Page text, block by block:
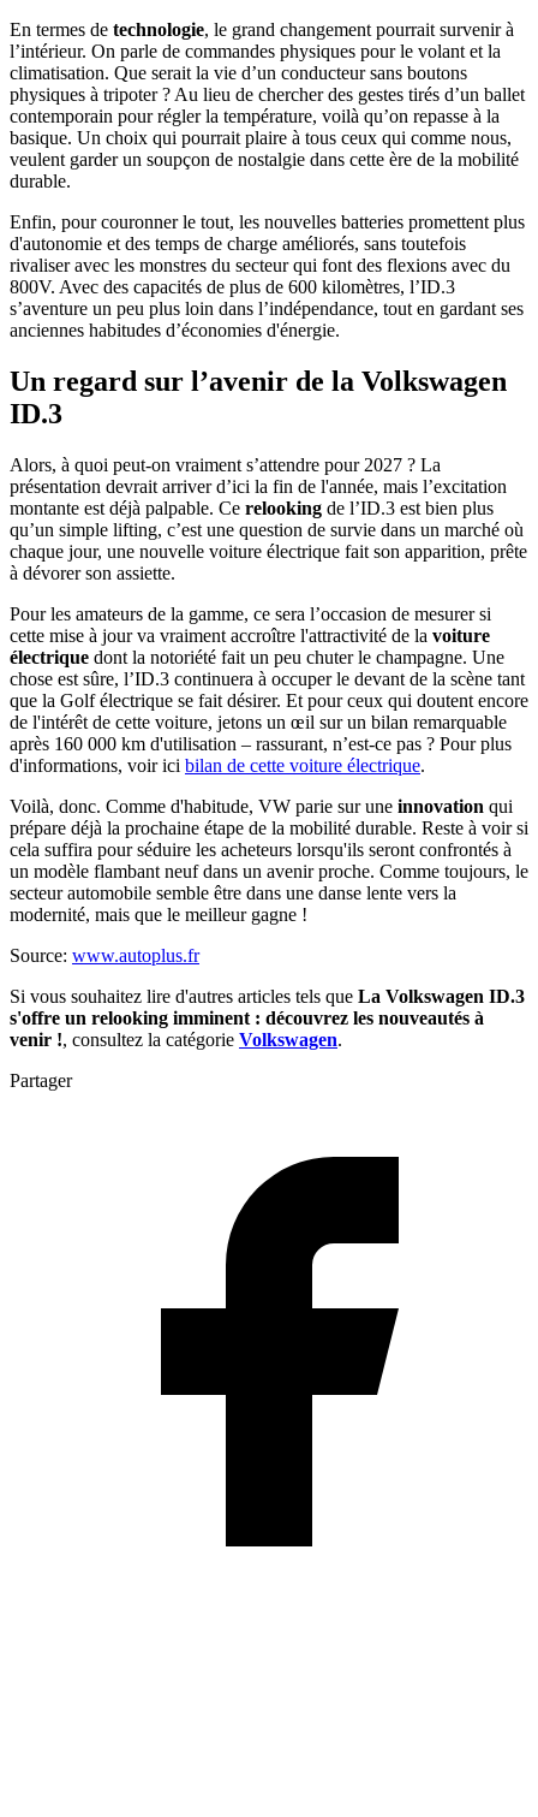
En termes de technologie, le grand changement pourrait survenir à
l’intérieur. On parle de commandes physiques pour le volant et la
climatisation. Que serait la vie d’un conducteur sans boutons
physiques à tripoter ? Au lieu de chercher des gestes tirés d’un ballet
contemporain pour régler la température, voilà qu’on repasse à la
basique. Un choix qui pourrait plaire à tous ceux qui comme nous,
veulent garder un soupçon de nostalgie dans cette ère de la mobilité
durable.
Enfin, pour couronner le tout, les nouvelles batteries promettent plus
d'autonomie et des temps de charge améliorés, sans toutefois
rivaliser avec les monstres du secteur qui font des flexions avec du
800V. Avec des capacités de plus de 600 kilomètres, l’ID.3
s’aventure un peu plus loin dans l’indépendance, tout en gardant ses
anciennes habitudes d’économies d'énergie.
Un regard sur l’avenir de la Volkswagen
ID.3
Alors, à quoi peut-on vraiment s’attendre pour 2027 ? La
présentation devrait arriver d’ici la fin de l'année, mais l’excitation
montante est déjà palpable. Ce relooking de l’ID.3 est bien plus
qu’un simple lifting, c’est une question de survie dans un marché où
chaque jour, une nouvelle voiture électrique fait son apparition, prête
à dévorer son assiette.
Pour les amateurs de la gamme, ce sera l’occasion de mesurer si
cette mise à jour va vraiment accroître l'attractivité de la voiture
électrique dont la notoriété fait un peu chuter le champagne. Une
chose est sûre, l’ID.3 continuera à occuper le devant de la scène tant
que la Golf électrique se fait désirer. Et pour ceux qui doutent encore
de l'intérêt de cette voiture, jetons un œil sur un bilan remarquable
après 160 000 km d'utilisation – rassurant, n’est-ce pas ? Pour plus
d'informations, voir ici bilan de cette voiture électrique.
Voilà, donc. Comme d'habitude, VW parie sur une innovation qui
prépare déjà la prochaine étape de la mobilité durable. Reste à voir si
cela suffira pour séduire les acheteurs lorsqu'ils seront confrontés à
un modèle flambant neuf dans un avenir proche. Comme toujours, le
secteur automobile semble être dans une danse lente vers la
modernité, mais que le meilleur gagne !
Source: www.autoplus.fr
Si vous souhaitez lire d'autres articles tels que La Volkswagen ID.3
s'offre un relooking imminent : découvrez les nouveautés à
venir !, consultez la catégorie Volkswagen.
Partager